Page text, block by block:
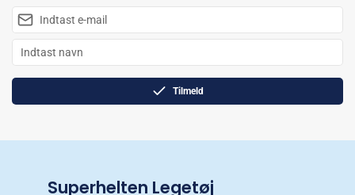
Tilmeld
Superhelten Legetøj